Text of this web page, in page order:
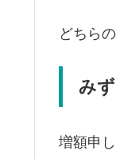
どちら
み
増額申